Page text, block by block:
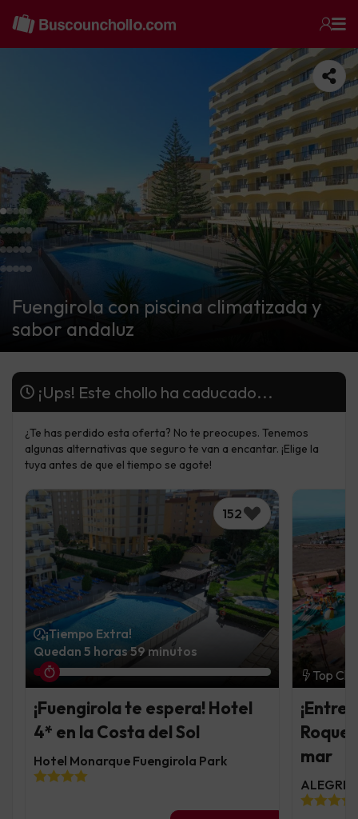
Fuengirola con piscina climatizada y
sabor andaluz
¡Ups! Este chollo ha caducado...
¿Te has perdido esta oferta? No te preocupes. Tenemos
algunas alternativas que seguro te van a encantar. ¡Elige la
tuya antes de que el tiempo se agote!
152
¡Tiempo Extra!
Quedan 5 horas 59 minutos
¡Fuengirola te espera! Hotel
4* en la Costa del Sol
Hotel Monarque Fuengirola Park
Top
¡Entre
mar